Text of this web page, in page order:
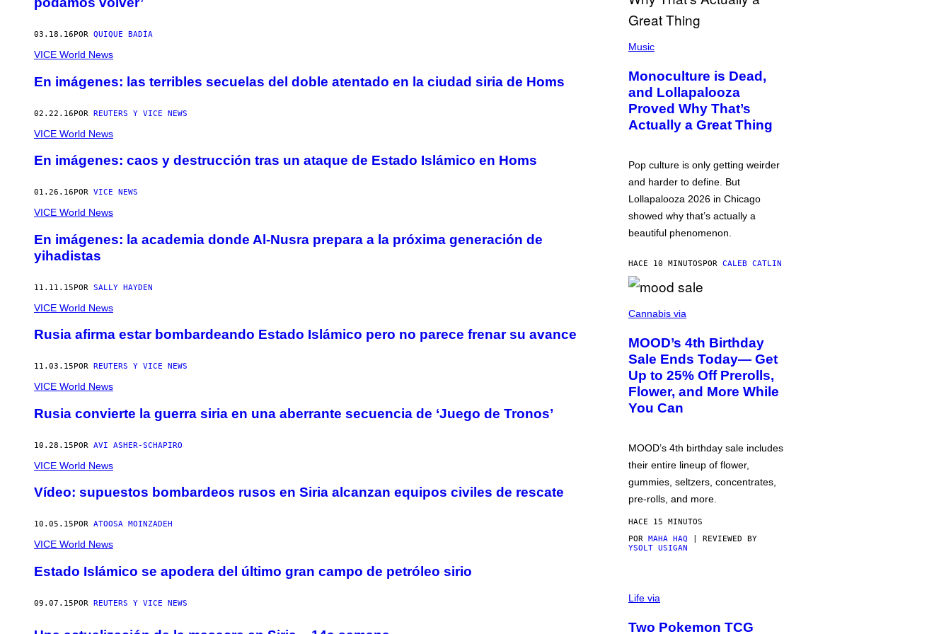
03.18.16 POR QUIQUE BADÍA
VICE World News
En imágenes: las terribles secuelas del doble atentado en la ciudad siria de Homs
02.22.16POR REUTERS Y VICE NEWS
VICE World News
En imágenes: caos y destrucción tras un ataque de Estado Islámico en Homs
01.26.16 POR VICE NEWS
VICE World News
En imágenes: la academia donde Al-Nusra prepara a la próxima generación de
yihadistas
11.11.15POR SALLY HAYDEN
VICE World News
Rusia afirma estar bombardeando Estado Islámico pero no parece frenar su avance
11.03.15 POR REUTERS Y VICE NEWS
VICE World News
Rusia convierte la guerra siria en una aberrante secuencia de ‘Juego de Tronos’
10.28.15POR AVI ASHER-SCHAPIRO
VICE World News
Vídeo: supuestos bombardeos rusos en Siria alcanzan equipos civiles de rescate
10.05.15 POR ATOOSA MOINZADEH
VICE World News
Estado Islámico se apodera del último gran campo de petróleo sirio
09.07.15POR REUTERS Y VICE NEWS
P
T
O
V
I
A
T
O
I
L
E
)
Music
Monoculture is Dead,
and Lollapalooza
Proved Why That’s
Actually a Great Thing
Pop culture is only getting weirder
and harder to define. But
Lollapalooza 2026 in Chicago
showed why that’s actually a
beautiful phenomenon.
HACE 10 MINUTOSPOR CALEB CATLIN
O
T
E
S
Y
O
F
M
Cannabis via
MOOD’s 4th Birthday
Sale Ends Today— Get
Up to 25% Off Prerolls,
Flower, and More While
You Can
MOOD’s 4th birthday sale includes
their entire lineup of flower,
gummies, seltzers, concentrates,
pre-rolls, and more.
HACE 15 MINUTOS
POR MAHA HAQ | REVIEWED BY
YSOLT USIGAN
Life via
Two Pokemon TCG